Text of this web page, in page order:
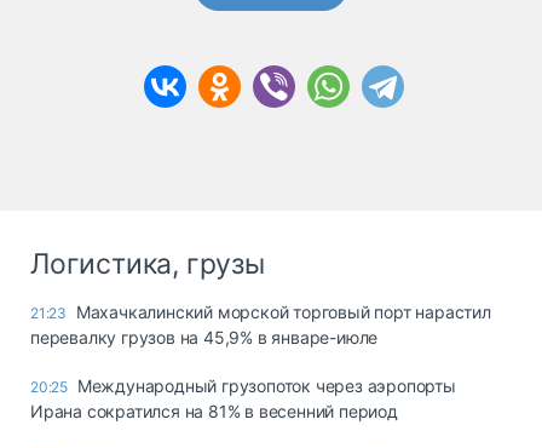
Логистика, грузы
21:23
Махачкалинский морской торговый порт нарастил
перевалку грузов на 45,9% в январе-июле
20:25 Международный грузопоток через аэропорты
Ирана сократился на 81% в весенний период